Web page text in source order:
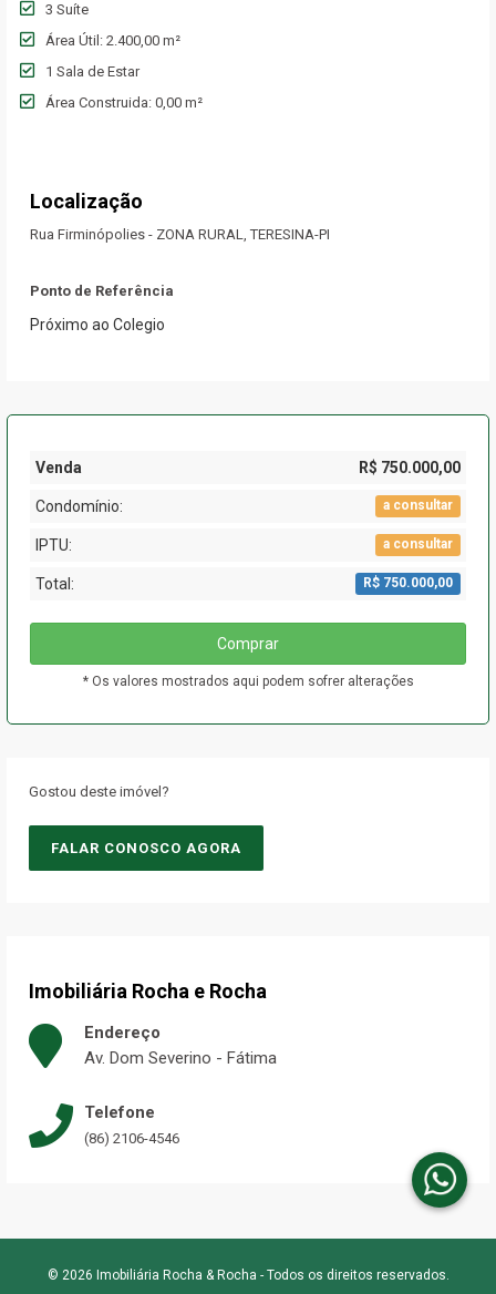
3 Suíte
Área Útil: 2.400,00 m²
1 Sala de Estar
Área Construida: 0,00 m²
Localização
Rua Firminópolies - ZONA RURAL, TERESINA-PI
Ponto de Referência
Próximo ao Colegio
Venda R$ 750.000,00
Condomínio: a consultar
IPTU: a consultar
Total: R$ 750.000,00
Comprar
* Os valores mostrados aqui podem sofrer alterações
Gostou deste imóvel?
FALAR CONOSCO AGORA
Imobiliária Rocha e Rocha
Endereço
Av. Dom Severino - Fátima
Telefone
(86) 2106-4546
© 2026 Imobiliária Rocha & Rocha - Todos os direitos reservados.